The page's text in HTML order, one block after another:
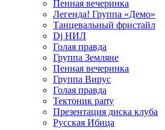
Пенная вечеринка
Легенда! Группа «Демо»
Танцевальный фристайл
Dj НИЛ
Голая правда
Группа Земляне
Пенная вечеринка
Группа Вирус
Голая правда
Тектоник party
Презентация диска клуба
Русская Ибица